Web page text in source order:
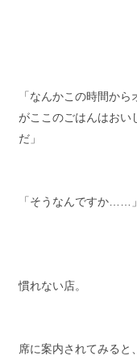
「なんかこの時間か
がここのごはんはおい
だ」
「そうなんですか……」
慣れない店。
席に案内されてみると